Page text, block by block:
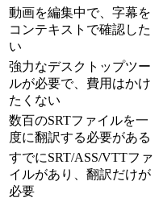
動画を編集中で、字幕を
コンテキストで確認した
い
強力なデスクトップツー
ルが必要で、費用はかけ
たくない
数百のSRTファイルを一
度に翻訳する必要がある
すでにSRT/ASS/VTTファ
イルがあり、翻訳だけが
必要